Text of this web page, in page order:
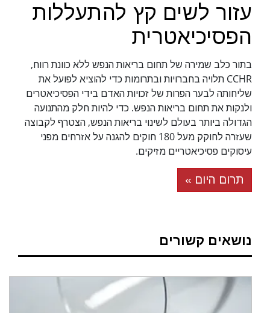
עזור לשים קץ להתעללות
הפסיכיאטרית
בתור כלב שמירה של תחום בריאות הנפש ללא כוונת רווח,
CCHR תלויה בחברויות ובתרומות כדי להוציא לפועל את
שליחותה לבער הפרות של זכויות האדם בידי הפסיכיאטרים
ולנקות את תחום בריאות הנפש. כדי להיות חלק מהתנועה
הגדולה ביותר בעולם לשינוי בריאות הנפש, הצטרף לקבוצה
שעזרה לחוקק מעל 180 חוקים להגנה על אזרחים מפני
עיסוקים פסיכיאטריים מזיקים.
תרום היום »
נושאים קשורים